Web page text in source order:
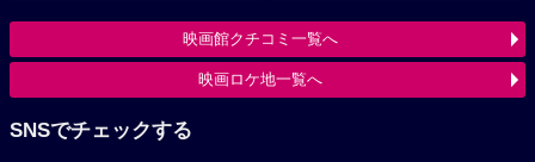
映画館クチコミ一覧へ
映画ロケ地一覧へ
SNSでチェックする